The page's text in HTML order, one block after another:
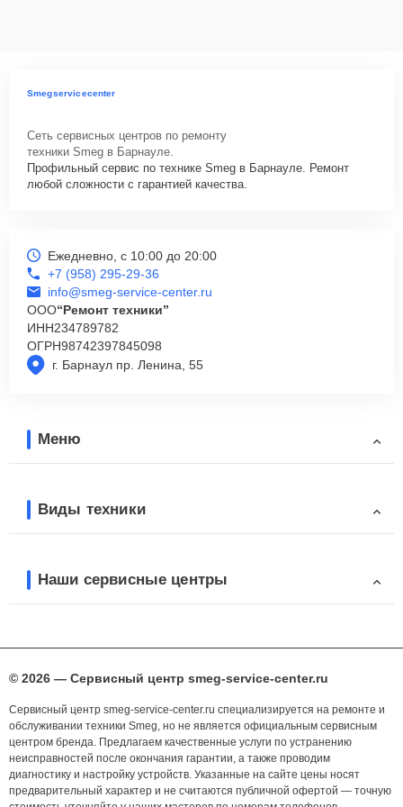
Для запуска процесса ремонта варочной панели Smeg SI5322B
проконсультируют по всем необходимым вопросам, запишут на
диагностику, подскажут с вариантами курьерской доставки или
оформят выезд мастера в удобное время и место.
Smegservicecenter
Сеть сервисных центров по ремонту
техники Smeg в Барнауле.
Профильный сервис по технике Smeg в Барнауле. Ремонт
любой сложности с гарантией качества.
г. Барнаул пр. Ленина, 55
Ежедневно, с 10:00 до 20:00
+7 (958) 295-29-36
info@smeg-service-center.ru
ООО“Ремонт техники”
ИНН234789782
ОГРН98742397845098
Меню
Виды техники
Наши сервисные центры
© 2026 — Сервисный центр smeg-service-center.ru
Сервисный центр smeg-service-center.ru специализируется на ремонте и
обслуживании техники Smeg, но не является официальным сервисным
центром бренда. Предлагаем качественные услуги по устранению
неисправностей после окончания гарантии, а также проводим
диагностику и настройку устройств. Указанные на сайте цены носят
предварительный характер и не считаются публичной офертой — точную